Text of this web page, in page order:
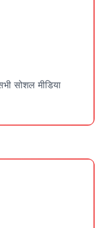
सोशल मीडिया